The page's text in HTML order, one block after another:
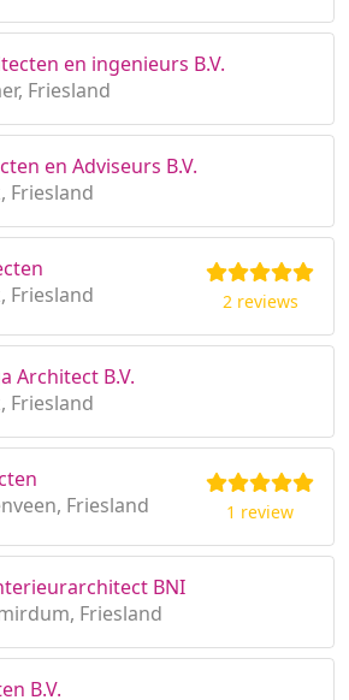
en ingenieurs B.V.
Friesland
en Adviseurs B.V.
Friesland
Friesland
2 reviews
Architect B.V.
Friesland
Friesland
1 review
BNI
Friesland
B.V.